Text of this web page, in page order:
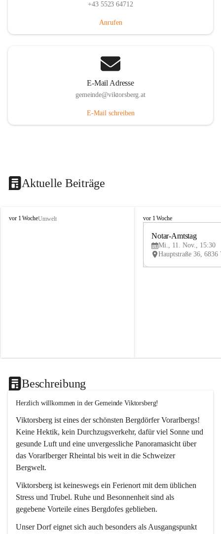
+43 5523 64712
Anrufen
E-Mail Adresse
gemeinde@viktorsberg.at
E-Mail schreiben
Aktuelle Beiträge
V
vor 1 WocheUmwelt
V
vor 1 Woche
Notar-Amtstag
Mi., 11. Nov., 15:30
Beschreibung
Herzlich willkommen in der Gemeinde Viktorsberg!
Viktorsberg ist eines der schönsten Bergdörfer Vorarlbergs!
Keine Hektik, kein Durchzugsverkehr, dafür viel Sonne und
gesunde Luft und eine unvergessliche Panoramasicht über
das Vorarlberger Rheintal bis weit in die Schweizer
Bergwelt.
Viktorsberg ist keineswegs ein Ferienort mit dem üblichen
Stress und Trubel. Ruhe und Besonnenheit sind als
gegebene Vorteile eines Bergdofes geblieben.
Unser Dorf eignet sich auch besonders als Ausgangspunkt